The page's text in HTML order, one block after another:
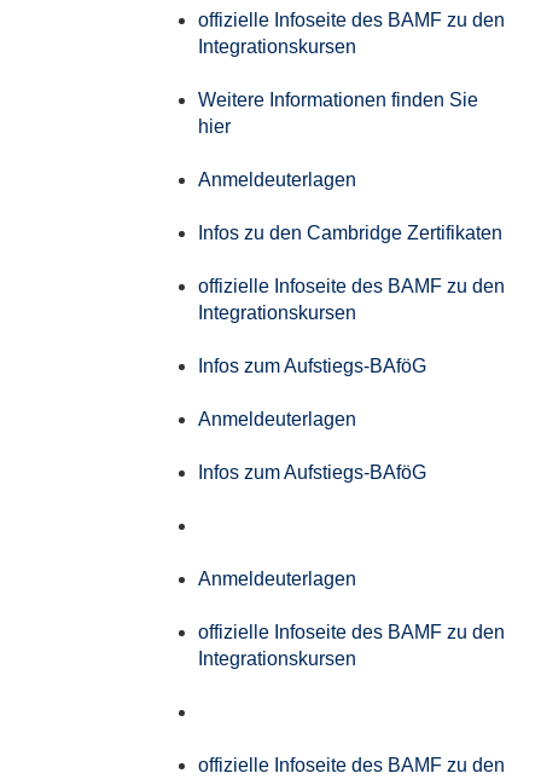
offizielle Infoseite des BAMF zu den
Integrationskursen
Weitere Informationen finden Sie
hier
Anmeldeuterlagen
Infos zu den Cambridge Zertifikaten
offizielle Infoseite des BAMF zu den
Integrationskursen
Infos zum Aufstiegs-BAföG
Anmeldeuterlagen
Infos zum Aufstiegs-BAföG
Anmeldeuterlagen
offizielle Infoseite des BAMF zu den
Integrationskursen
offizielle Infoseite des BAMF zu den